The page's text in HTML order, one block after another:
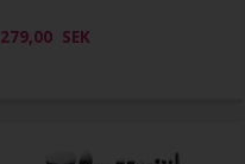
279,00 SEK